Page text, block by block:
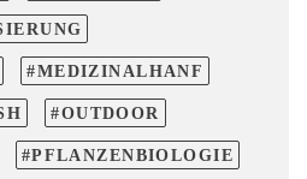
MEDIZINALHANF
OUTDOOR
PFLANZENBIOLOGIE